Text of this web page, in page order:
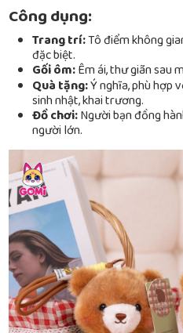
Công dụng:
Trang trí:Tô điểm không
đặc biệt.
Gối ôm:Êm ái, thư giãn sau
Quà tặng:Ý nghĩa, phù hợp
sinh nhật, khai trương.
Đồ chơi:Người bạn đồng
người lớn.